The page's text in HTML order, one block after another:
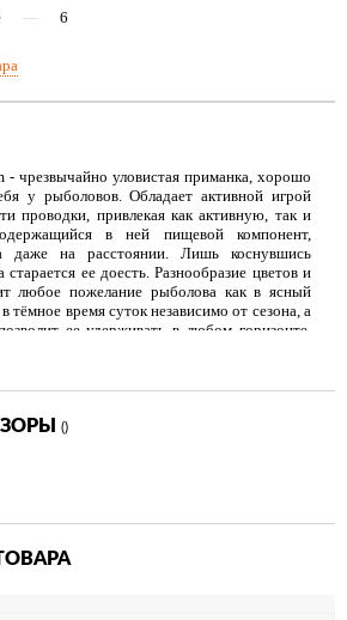
— 6
- чрезвычайно уловистая приманка, хорошо
у рыболовов. Обладает активной игрой
проводки, привлекая как активную, так и
в ней пищевой компонент,
даже на расстоянии. Лишь коснувшись
ее доесть. Разнообразие цветов и
любое пожелание рыболова как в ясный
тёмное время суток независимо от сезона, а
ее удерживать в любом горизонте.
нового, мягкого и плавучего,
материала.
хорошо привлекает сёмгу, кумжу,
()